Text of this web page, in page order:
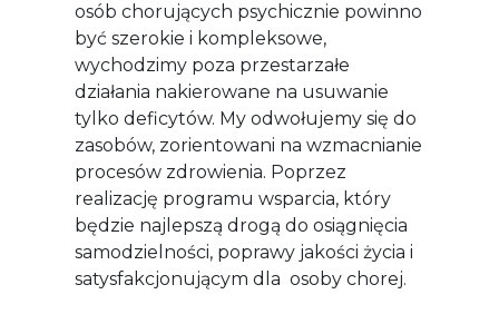
osób chorujących psychicznie powinno
być szerokie i kompleksowe,
wychodzimy poza przestarzałe
działania nakierowane na usuwanie
tylko deficytów. My odwołujemy się do
zasobów, zorientowani na wzmacnianie
procesów zdrowienia. Poprzez
realizację programu wsparcia, który
będzie najlepszą drogą do osiągnięcia
samodzielności, poprawy jakości życia i
satysfakcjonującym dla osoby chorej.